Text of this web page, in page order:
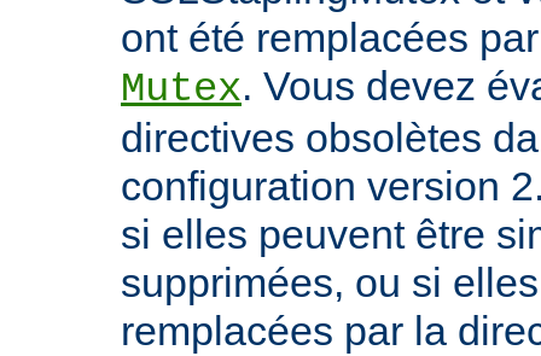
ont été remplacées
Mutex. Vous devez
directives obsolètes
configuration version
si elles peuvent être
supprimées, ou si
remplacées par la